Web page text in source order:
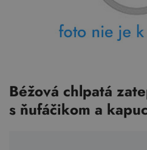
Béžová chlpatá
s ňufáčikom a